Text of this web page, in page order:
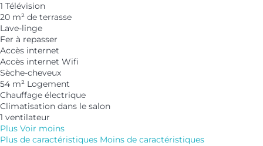
1 Télévision
20 m² de terrasse
Lave-linge
Fer à repasser
Accès internet
Accès internet Wifi
Sèche-cheveux
54 m² Logement
Chauffage électrique
Climatisation dans le salon
1 ventilateur
Plus Voir moins
Plus de caractéristiques Moins de caractéristiques